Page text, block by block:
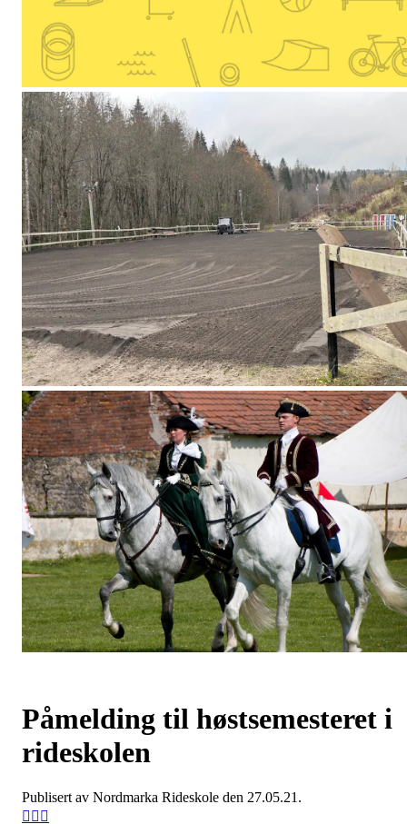
Påmelding til høstsemesteret i
rideskolen
Publisert av Nordmarka Rideskole den 27.05.21.